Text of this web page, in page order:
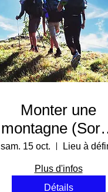
Monter une
montagne
2)
sam. 15 oct. Lieu à
Plus d'infos
Détails